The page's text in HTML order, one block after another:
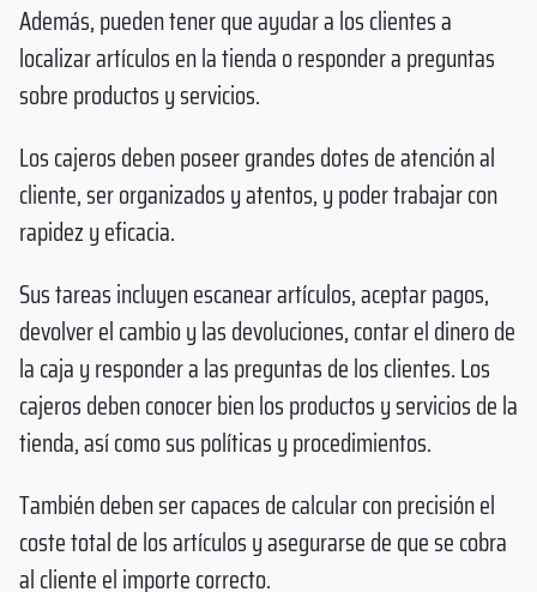
Además, pueden tener que ayudar a los clientes a
localizar artículos en la tienda o responder a preguntas
sobre productos y servicios.
Los cajeros deben poseer grandes dotes de atención al
cliente, ser organizados y atentos, y poder trabajar con
rapidez y eficacia.
Sus tareas incluyen escanear artículos, aceptar pagos,
devolver el cambio y las devoluciones, contar el dinero de
la caja y responder a las preguntas de los clientes. Los
cajeros deben conocer bien los productos y servicios de la
tienda, así como sus políticas y procedimientos.
También deben ser capaces de calcular con precisión el
coste total de los artículos y asegurarse de que se cobra
al cliente el importe correcto.